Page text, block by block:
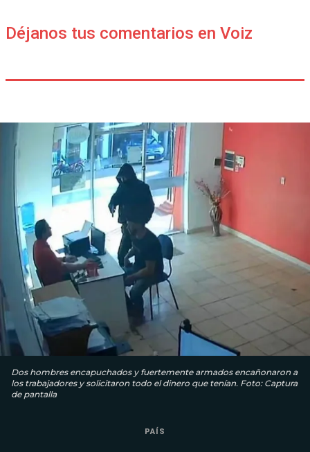
Déjanos tus comentarios en Voiz
Dos hombres encapuchados y fuertemente armados encañonaron a
los trabajadores y solicitaron todo el dinero que tenían. Foto: Captura
de pantalla
PAÍS